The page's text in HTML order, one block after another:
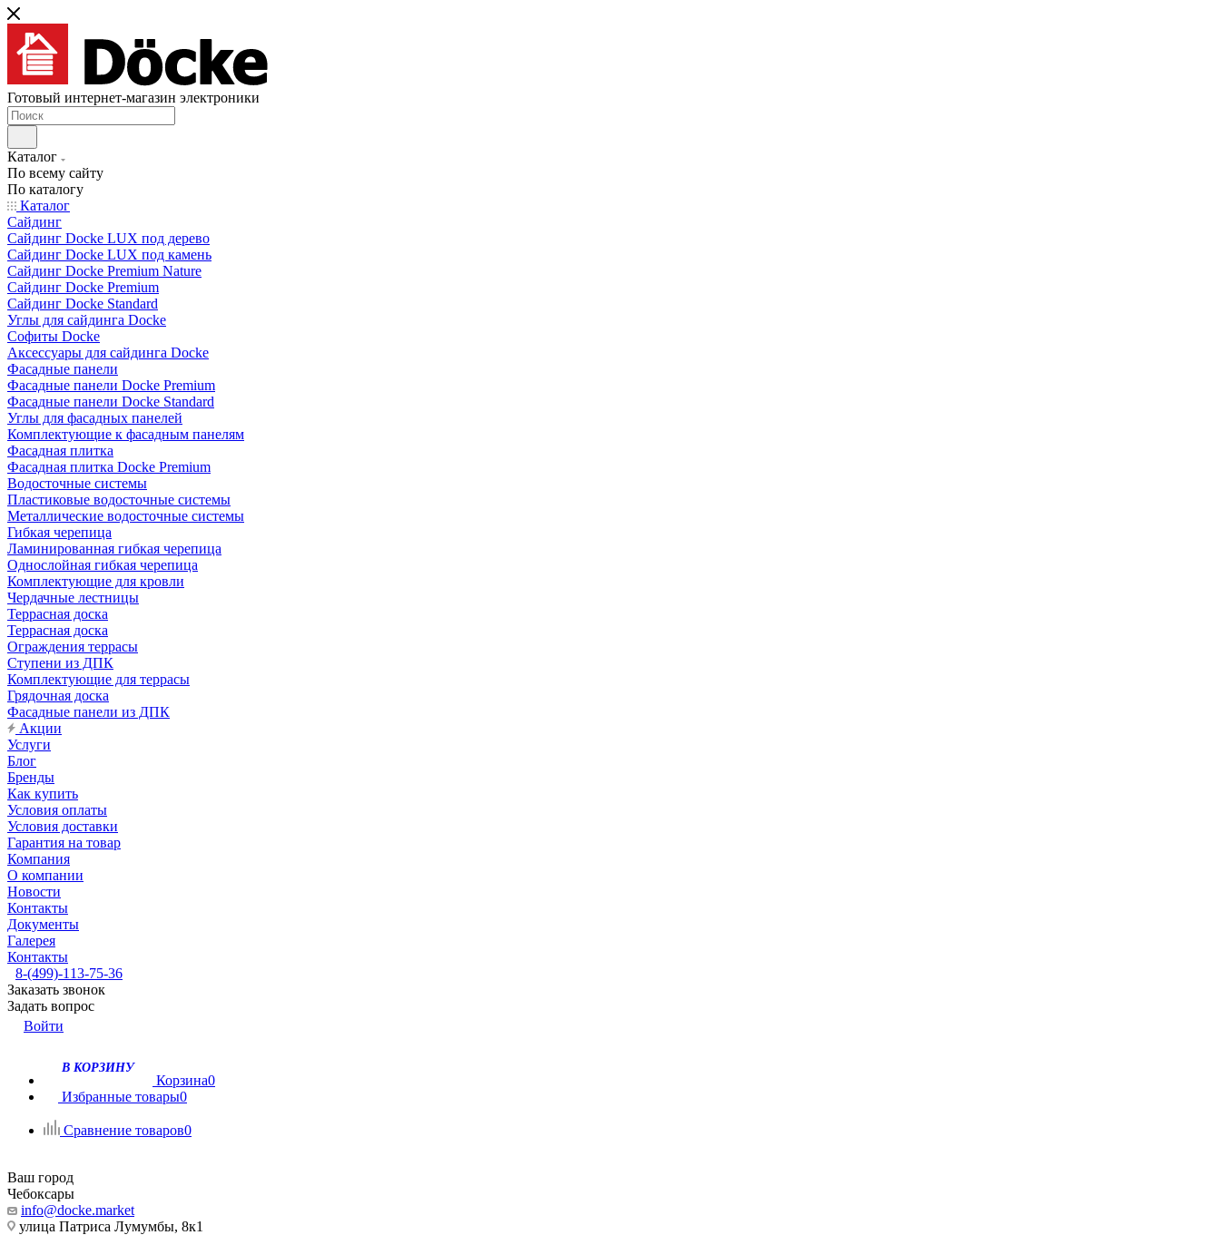
Готовый интернет-магазин электроники
Каталог
По всему сайту
По каталогу
Каталог
Сайдинг
Сайдинг Docke LUX под дерево
Сайдинг Docke LUX под камень
Сайдинг Docke Premium Nature
Сайдинг Docke Premium
Сайдинг Docke Standard
Углы для сайдинга Docke
Софиты Docke
Аксессуары для сайдинга Docke
Фасадные панели
Фасадные панели Docke Premium
Фасадные панели Docke Standard
Углы для фасадных панелей
Комплектующие к фасадным панелям
Фасадная плитка
Фасадная плитка Docke Premium
Водосточные системы
Пластиковые водосточные системы
Металлические водосточные системы
Гибкая черепица
Ламинированная гибкая черепица
Однослойная гибкая черепица
Комплектующие для кровли
Чердачные лестницы
Террасная доска
Террасная доска
Ограждения террасы
Ступени из ДПК
Комплектующие для террасы
Грядочная доска
Фасадные панели из ДПК
Акции
Услуги
Блог
Бренды
Как купить
Условия оплаты
Условия доставки
Гарантия на товар
Компания
О компании
Новости
Контакты
Документы
Галерея
Контакты
8-(499)-113-75-36
Заказать звонок
Задать вопрос
Войти
В КОРЗИНУ
Корзина0
Избранные товары0
Сравнение товаров0
Ваш город
Чебоксары
info@docke.market
улица Патриса Лумумбы, 8к1